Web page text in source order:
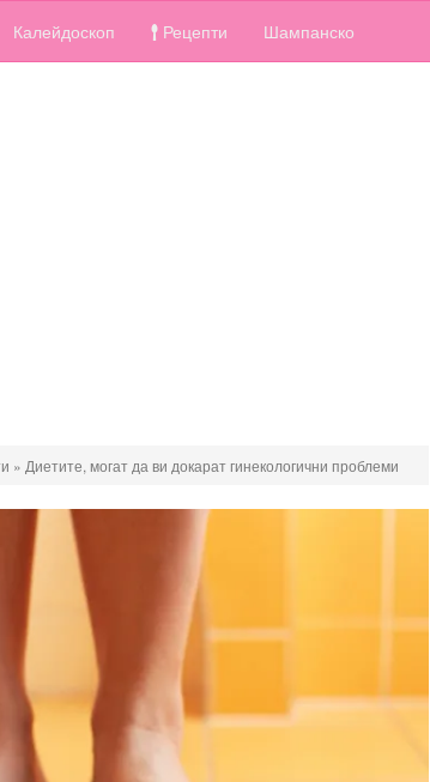
Калейдоскоп Рецепти Шампанско
» Диетите, могат да ви докарат гинекологични проблеми